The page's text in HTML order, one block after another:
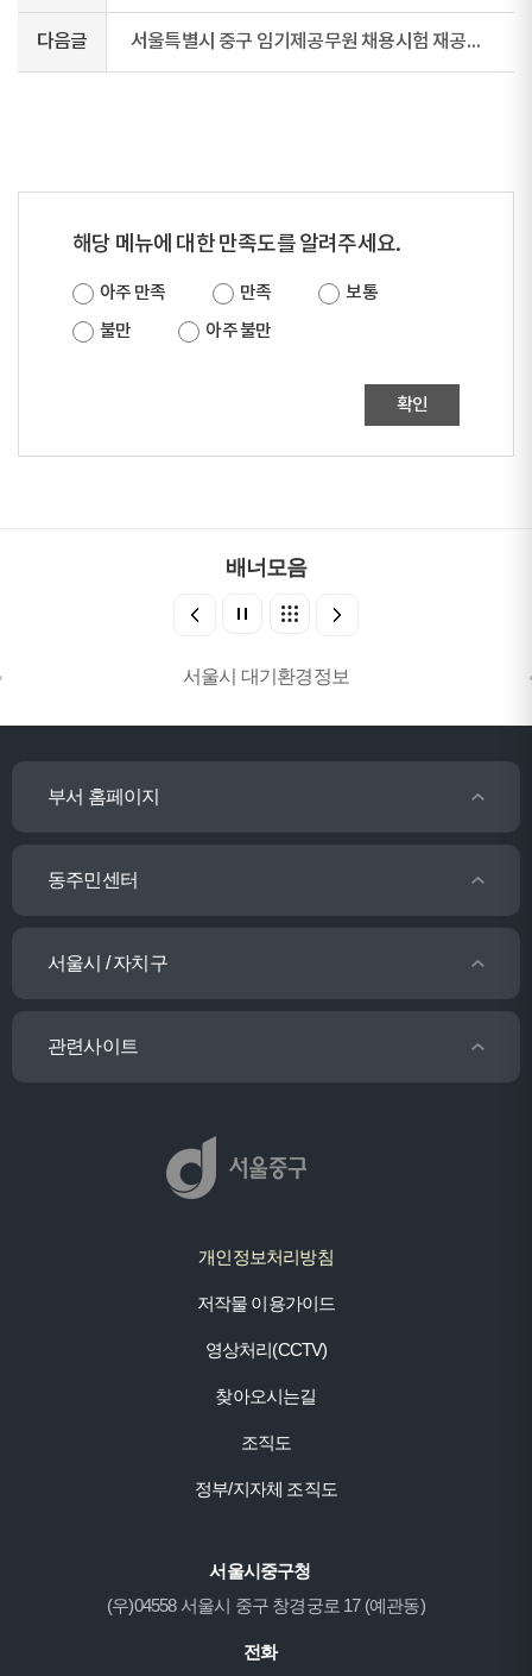
다음글 서울특별시 중구 임기제공무원 채용시험 재공고(거리가게 단속 및 수사)
해당 메뉴에 대한 만족도를 알려주세요.
아주 만족 만족
보통
불만
아주 불만
확인
배너모음
서울시 대기환경정보
부서 홈페이지
동주민센터
서울시 / 자치구
관련사이트
개인정보처리방침
저작물 이용가이드
영상처리(CCTV)
찾아오시는길
조직도
정부/지자체 조직도
서울시중구청
(우)04558 서울시 중구 창경궁로 17 (예관동)
전화